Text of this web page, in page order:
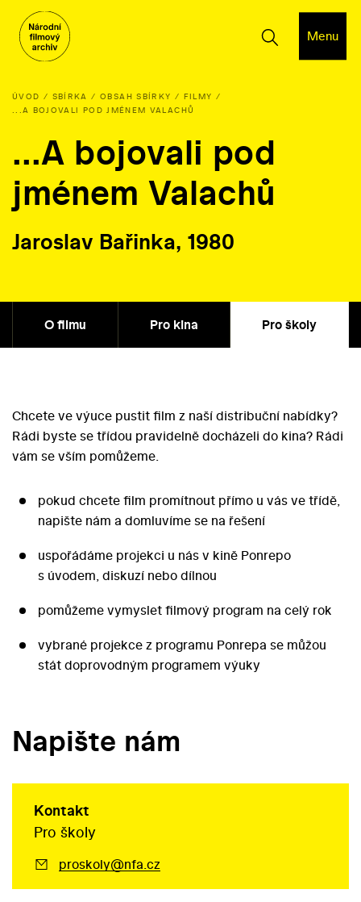
Menu
ÚVOD SBÍRKA OBSAH SBÍRKY
FILMY
...A BOJOVALI POD JMÉNEM VALACHŮ
...A bojovali pod
jménem Valachů
Jaroslav Bařinka, 1980
O filmu Pro kina Pro školy
Chcete ve výuce pustit film z naší distribuční nabídky?
Rádi byste se třídou pravidelně docházeli do kina? Rádi
vám se vším pomůžeme.
pokud chcete film promítnout přímo u vás ve třídě,
napište nám a domluvíme se na řešení
uspořádáme projekci u nás v kině Ponrepo
s úvodem, diskuzí nebo dílnou
pomůžeme vymyslet filmový program na celý rok
vybrané projekce z programu Ponrepa se můžou
stát doprovodným programem výuky
Napište nám
Kontakt
Pro školy
proskoly@nfa.cz